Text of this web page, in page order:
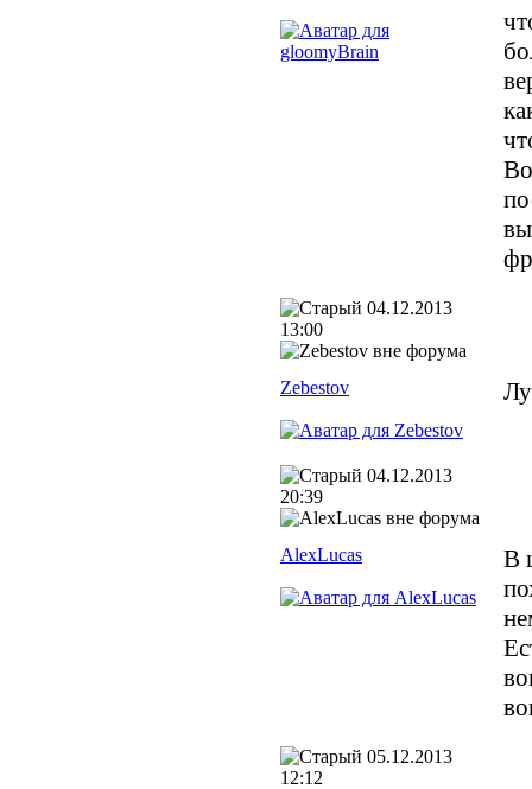
04.12.2013
13:00
Zebestov
04.12.2013
20:39
AlexLucas
В
05.12.2013
12:12